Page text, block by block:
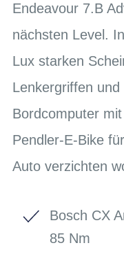
Endeavour 7.B
nächsten Level.
Lux starken
Lenkergriffen
Bordcomputer
Pendler-E-Bike
Auto verzichten
Bosch CX
85 Nm